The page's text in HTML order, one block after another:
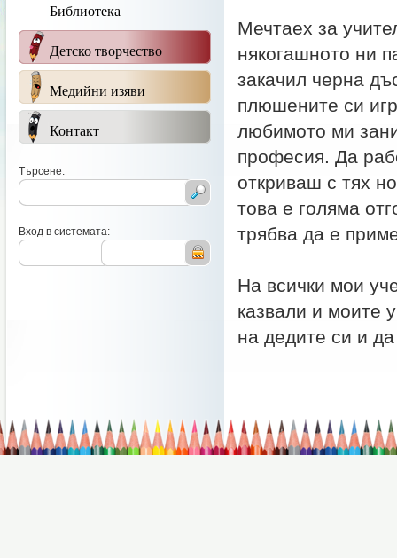
Библиотека
Детско творчество
Медийни изяви
Контакт
Търсене:
Вход в системата:
Мечтаех за
някогашното ни
закачил черна
плюшените си
любимото ми
професия. Да
откриваш с тях
това е голяма
трябва да е
На всички мои
казвали и моите
на дедите си и